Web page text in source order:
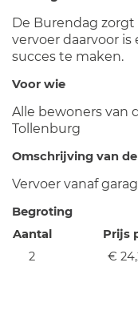
De Burendag
vervoer daarvoor
succes te maken.
Voor wie
Alle bewoners van
Tollenburg
Omschrijving van
Vervoer vanaf
Begroting
Aantal
Prijs
2
€